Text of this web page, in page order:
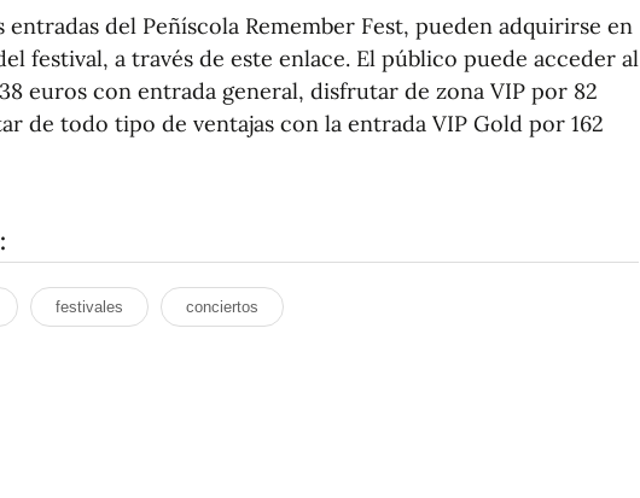
entradas del Peñíscola Remember Fest, pueden adquirirse en
festival, a través de este enlace. El público puede acceder al
euros con entrada general, disfrutar de zona VIP por 82
de todo tipo de ventajas con la entrada VIP Gold por 162
festivales conciertos